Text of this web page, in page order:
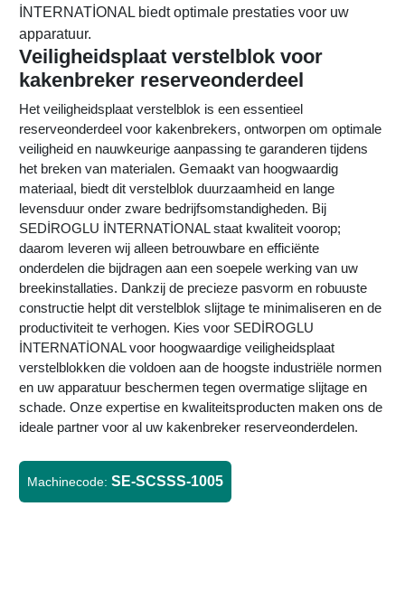
İNTERNATİONAL biedt optimale prestaties voor uw
apparatuur.
Veiligheidsplaat verstelblok voor
kakenbreker reserveonderdeel
Het veiligheidsplaat verstelblok is een essentieel
reserveonderdeel voor kakenbrekers, ontworpen om optimale
veiligheid en nauwkeurige aanpassing te garanderen tijdens
het breken van materialen. Gemaakt van hoogwaardig
materiaal, biedt dit verstelblok duurzaamheid en lange
levensduur onder zware bedrijfsomstandigheden. Bij
SEDİROGLU İNTERNATİONAL staat kwaliteit voorop;
daarom leveren wij alleen betrouwbare en efficiënte
onderdelen die bijdragen aan een soepele werking van uw
breekinstallaties. Dankzij de precieze pasvorm en robuuste
constructie helpt dit verstelblok slijtage te minimaliseren en de
productiviteit te verhogen. Kies voor SEDİROGLU
İNTERNATİONAL voor hoogwaardige veiligheidsplaat
verstelblokken die voldoen aan de hoogste industriële normen
en uw apparatuur beschermen tegen overmatige slijtage en
schade. Onze expertise en kwaliteitsproducten maken ons de
ideale partner voor al uw kakenbreker reserveonderdelen.
Machinecode: SE-SCSSS-1005